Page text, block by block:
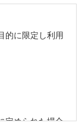
的に限定し利用
定められた場合